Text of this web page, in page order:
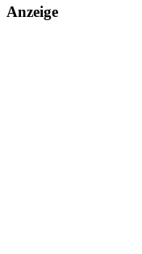
Anzeige